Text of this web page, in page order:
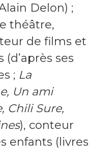
Delon) ;
théâtre,
de films et
ses
; La
Un ami
Chili Sure,
), conteur
enfants (livres